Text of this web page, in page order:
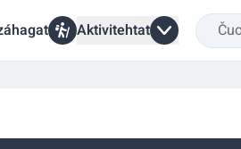
Aktivitehtat